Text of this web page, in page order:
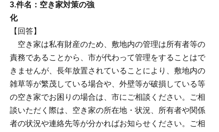
3.件名：空き家対策の強
化
【回答】
空き家は私有財産のため、敷地内の管理は所有者等の
責務であることから、市が代わって管理をすることはで
きませんが、長年放置されていることにより、敷地内の
雑草等が繁茂している場合や、外壁等が破損している等
の空き家でお困りの場合は、市にご相談ください。ご相
談いただく際は、空き家の所在地・状況、所有者や関係
者の状況や連絡先等が分かればお知らせください。ご相